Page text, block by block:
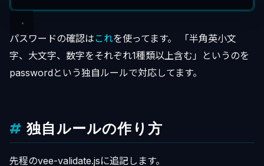
パスワードの確認は これを使ってます。 「半角英小文
字、大文字、数字をそれぞれ1種類以上含む」というのを
passwordという独自ルールで対応してます。
独自ルールの作り方
先程のvee-validate.jsに追記します。